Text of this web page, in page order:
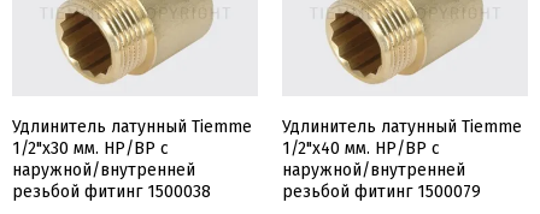
Удлинитель латунный Tiemme
1/2"х30 мм. НР/ВР с
наружной/внутренней
резьбой фитинг 1500038
Удлинитель латунный Tiemme
1/2"х40 мм. НР/ВР с
наружной/внутренней
резьбой фитинг 1500079